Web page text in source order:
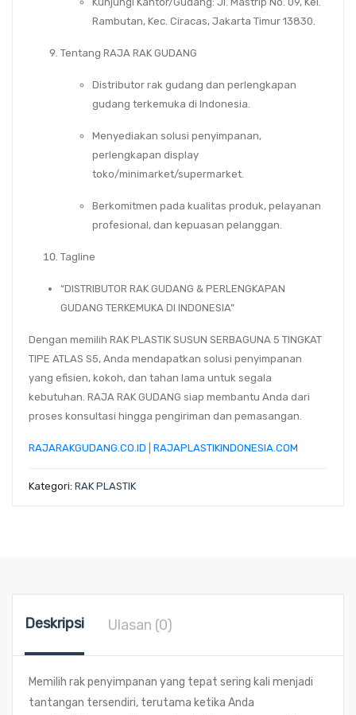
Rambutan, Kec. Ciracas, Jakarta Timur 13830.
Tentang RAJA RAK GUDANG
Distributor rak gudang dan perlengkapan
gudang terkemuka di Indonesia.
Menyediakan solusi penyimpanan,
perlengkapan display
toko/minimarket/supermarket.
Berkomitmen pada kualitas produk, pelayanan
profesional, dan kepuasan pelanggan.
Tagline
“DISTRIBUTOR RAK GUDANG & PERLENGKAPAN
GUDANG TERKEMUKA DI INDONESIA”
Dengan memilih RAK PLASTIK SUSUN SERBAGUNA 5 TINGKAT
TIPE ATLAS S5, Anda mendapatkan solusi penyimpanan
yang efisien, kokoh, dan tahan lama untuk segala
kebutuhan. RAJA RAK GUDANG siap membantu Anda dari
proses konsultasi hingga pengiriman dan pemasangan.
RAJARAKGUDANG.CO.ID RAJAPLASTIKINDONESIA.COM
Kategori: RAK PLASTIK
Deskripsi Ulasan (0)
Memilih rak penyimpanan yang tepat sering kali menjadi
tantangan tersendiri, terutama ketika Anda